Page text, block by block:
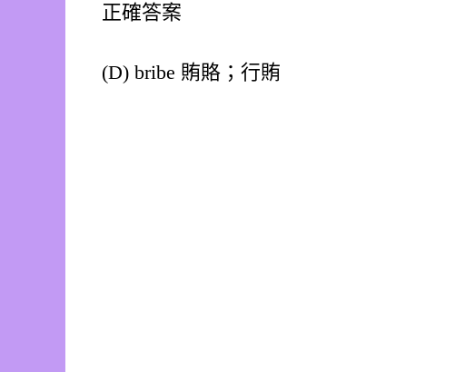
正確答案
(D) bribe 賄賂；行賄